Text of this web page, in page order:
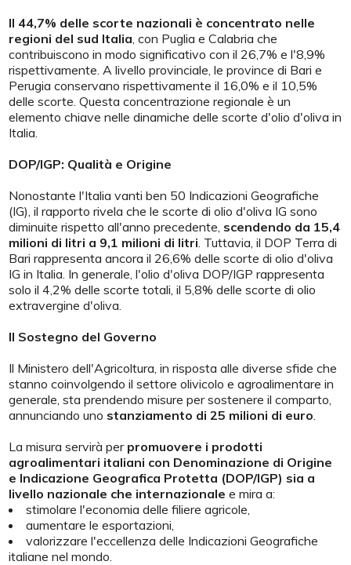
Il 44,7% delle scorte nazionali è concentrato nelle
regioni del sud Italia , con Puglia e Calabria che
contribuiscono in modo significativo con il 26,7% e l'8,9%
rispettivamente. A livello provinciale, le province di Bari e
Perugia conservano rispettivamente il 16,0% e il 10,5%
delle scorte. Questa concentrazione regionale è un
elemento chiave nelle dinamiche delle scorte d'olio d'oliva in
Italia.
DOP/IGP: Qualità e Origine
Nonostante l'Italia vanti ben 50 Indicazioni Geografiche
(IG), il rapporto rivela che le scorte di olio d'oliva IG sono
diminuite rispetto all'anno precedente, scendendo da 15,4
milioni di litri a 9,1 milioni di litri . Tuttavia, il DOP Terra di
Bari rappresenta ancora il 26,6% delle scorte di olio d'oliva
IG in Italia. In generale, l'olio d'oliva DOP/IGP rappresenta
solo il 4,2% delle scorte totali, il 5,8% delle scorte di olio
extravergine d'oliva.
Il Sostegno del Governo
Il Ministero dell'Agricoltura, in risposta alle diverse sfide che
stanno coinvolgendo il settore olivicolo e agroalimentare in
generale, sta prendendo misure per sostenere il comparto,
annunciando uno stanziamento di 25 milioni di euro
La misura servirà per promuovere i prodotti
agroalimentari italiani con Denominazione di Origine
e Indicazione Geografica Protetta (DOP/IGP) sia a
livello nazionale che internazionale e mira a:
stimolare l'economia delle filiere agricole,
aumentare le esportazioni,
valorizzare l'eccellenza delle Indicazioni Geografiche
italiane nel mondo.